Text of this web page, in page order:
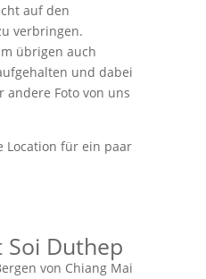
auf den
verbringen.
übrigen auch
und dabei
andere Foto von uns
Location für ein paar
Duthep
von Chiang Mai